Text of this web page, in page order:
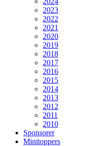
2023
2022
2021
2020
2019
2018
2017
2016
2015
2014
2013
2012
2011
2010
Sponsorer
Minitoppers